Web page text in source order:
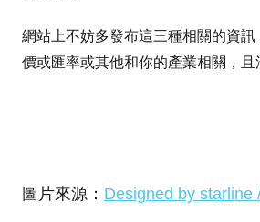
網站上不妨多發布這三種相關的資
價或匯率或其他和你的產業相關，且
圖片來源： Designed by starline